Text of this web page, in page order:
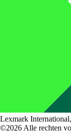
Lexmark
©2026 Alle rechten